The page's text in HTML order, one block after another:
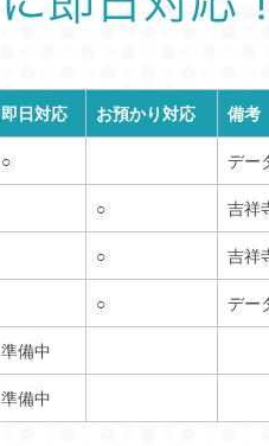
即日対応 お預かり対応
備考
○
デー
○
吉祥
○
吉祥
○
デー
準備中
準備中